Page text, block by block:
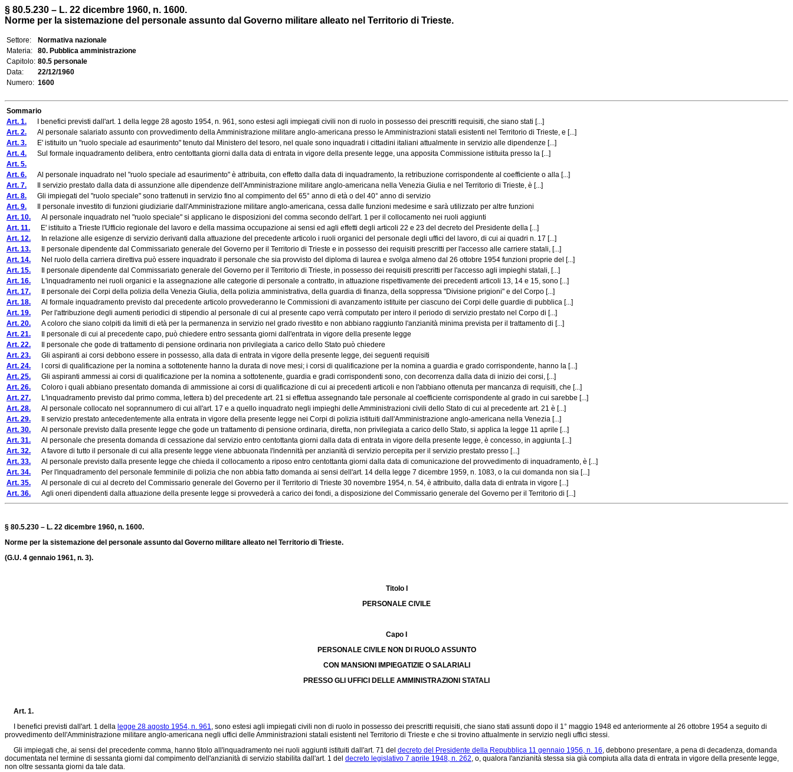
§ 80.5.230 – L. 22 dicembre 1960, n. 1600.
Norme per la sistemazione del personale assunto dal Governo militare alleato nel Territorio di Trieste.
Settore:
Normativa nazionale
Materia:
80. Pubblica amministrazione
Capitolo: 80.5 personale
Data:
22/12/1960
Numero: 1600
Sommario
Art. 1. I benefici previsti dall'art. 1 della legge 28 agosto 1954, n. 961, sono estesi agli impiegati civili non di ruolo in possesso dei prescritti requisiti, che siano stati [...]
Art. 2. Al personale salariato assunto con provvedimento della Amministrazione militare anglo-americana presso le Amministrazioni statali esistenti nel Territorio di Trieste, e [...]
Art. 3. E' istituito un "ruolo speciale ad esaurimento" tenuto dal Ministero del tesoro, nel quale sono inquadrati i cittadini italiani attualmente in servizio alle dipendenze [...]
Art. 4. Sul formale inquadramento delibera, entro centottanta giorni dalla data di entrata in vigore della presente legge, una apposita Commissione istituita presso la [...]
Art. 5.
Art. 6. Al personale inquadrato nel "ruolo speciale ad esaurimento" è attribuita, con effetto dalla data di inquadramento, la retribuzione corrispondente al coefficiente o alla [...]
Art. 7. Il servizio prestato dalla data di assunzione alle dipendenze dell'Amministrazione militare anglo-americana nella Venezia Giulia e nel Territorio di Trieste, è [...]
Art. 8. Gli impiegati del "ruolo speciale" sono trattenuti in servizio fino al compimento del 65° anno di età o del 40° anno di servizio
Art. 9. Il personale investito di funzioni giudiziarie dall'Amministrazione militare anglo-americana, cessa dalle funzioni medesime e sarà utilizzato per altre funzioni
Art. 10. Al personale inquadrato nel "ruolo speciale" si applicano le disposizioni del comma secondo dell'art. 1 per il collocamento nei ruoli aggiunti
Art. 11. E' istituito a Trieste l'Ufficio regionale del lavoro e della massima occupazione ai sensi ed agli effetti degli articoli 22 e 23 del decreto del Presidente della [...]
Art. 12. In relazione alle esigenze di servizio derivanti dalla attuazione del precedente articolo i ruoli organici del personale degli uffici del lavoro, di cui ai quadri n. 17 [...]
Art. 13. Il personale dipendente dal Commissariato generale del Governo per il Territorio di Trieste e in possesso dei requisiti prescritti per l'accesso alle carriere statali, [...]
Art. 14. Nel ruolo della carriera direttiva può essere inquadrato il personale che sia provvisto del diploma di laurea e svolga almeno dal 26 ottobre 1954 funzioni proprie del [...]
Art. 15. Il personale dipendente dal Commissariato generale del Governo per il Territorio di Trieste, in possesso dei requisiti prescritti per l'accesso agli impieghi statali, [...]
Art. 16. L'inquadramento nei ruoli organici e la assegnazione alle categorie di personale a contratto, in attuazione rispettivamente dei precedenti articoli 13, 14 e 15, sono [...]
Art. 17. Il personale dei Corpi della polizia della Venezia Giulia, della polizia amministrativa, della guardia di finanza, della soppressa "Divisione prigioni" e del Corpo [...]
Art. 18. Al formale inquadramento previsto dal precedente articolo provvederanno le Commissioni di avanzamento istituite per ciascuno dei Corpi delle guardie di pubblica [...]
Art. 19. Per l'attribuzione degli aumenti periodici di stipendio al personale di cui al presente capo verrà computato per intero il periodo di servizio prestato nel Corpo di [...]
Art. 20. A coloro che siano colpiti da limiti di età per la permanenza in servizio nel grado rivestito e non abbiano raggiunto l'anzianità minima prevista per il trattamento di [...]
Art. 21. Il personale di cui al precedente capo, può chiedere entro sessanta giorni dall'entrata in vigore della presente legge
Art. 22. Il personale che gode di trattamento di pensione ordinaria non privilegiata a carico dello Stato può chiedere
Art. 23. Gli aspiranti ai corsi debbono essere in possesso, alla data di entrata in vigore della presente legge, dei seguenti requisiti
Art. 24. I corsi di qualificazione per la nomina a sottotenente hanno la durata di nove mesi; i corsi di qualificazione per la nomina a guardia e grado corrispondente, hanno la [...]
Art. 25. Gli aspiranti ammessi ai corsi di qualificazione per la nomina a sottotenente, guardia e gradi corrispondenti sono, con decorrenza dalla data di inizio dei corsi, [...]
Art. 26. Coloro i quali abbiano presentato domanda di ammissione ai corsi di qualificazione di cui ai precedenti articoli e non l'abbiano ottenuta per mancanza di requisiti, che [...]
Art. 27. L'inquadramento previsto dal primo comma, lettera b) del precedente art. 21 si effettua assegnando tale personale al coefficiente corrispondente al grado in cui sarebbe [...]
Art. 28. Al personale collocato nel soprannumero di cui all'art. 17 e a quello inquadrato negli impieghi delle Amministrazioni civili dello Stato di cui al precedente art. 21 è [...]
Art. 29. Il servizio prestato antecedentemente alla entrata in vigore della presente legge nei Corpi di polizia istituiti dall'Amministrazione anglo-americana nella Venezia [...]
Art. 30. Al personale previsto dalla presente legge che gode un trattamento di pensione ordinaria, diretta, non privilegiata a carico dello Stato, si applica la legge 11 aprile [...]
Art. 31. Al personale che presenta domanda di cessazione dal servizio entro centottanta giorni dalla data di entrata in vigore della presente legge, è concesso, in aggiunta [...]
Art. 32. A favore di tutto il personale di cui alla presente legge viene abbuonata l'indennità per anzianità di servizio percepita per il servizio prestato presso [...]
Art. 33. Al personale previsto dalla presente legge che chieda il collocamento a riposo entro centottanta giorni dalla data di comunicazione del provvedimento di inquadramento, è [...]
Art. 34. Per l'inquadramento del personale femminile di polizia che non abbia fatto domanda ai sensi dell'art. 14 della legge 7 dicembre 1959, n. 1083, o la cui domanda non sia [...]
Art. 35. Al personale di cui al decreto del Commissario generale del Governo per il Territorio di Trieste 30 novembre 1954, n. 54, è attribuito, dalla data di entrata in vigore [...]
Art. 36. Agli oneri dipendenti dalla attuazione della presente legge si provvederà a carico dei fondi, a disposizione del Commissario generale del Governo per il Territorio di [...]
§ 80.5.230 – L. 22 dicembre 1960, n. 1600.
Norme per la sistemazione del personale assunto dal Governo militare alleato nel Territorio di Trieste.
(G.U. 4 gennaio 1961, n. 3).
Titolo I
PERSONALE CIVILE
Capo I
PERSONALE CIVILE NON DI RUOLO ASSUNTO
CON MANSIONI IMPIEGATIZIE O SALARIALI
PRESSO GLI UFFICI DELLE AMMINISTRAZIONI STATALI
Art. 1.
I benefici previsti dall'art. 1 della legge 28 agosto 1954, n. 961, sono estesi agli impiegati civili non di ruolo in possesso dei prescritti requisiti, che siano stati assunti dopo il 1° maggio 1948 ed anteriormente al 26 ottobre 1954 a seguito di
provvedimento dell'Amministrazione militare anglo-americana negli uffici delle Amministrazioni statali esistenti nel Territorio di Trieste e che si trovino attualmente in servizio negli uffici stessi.
Gli impiegati che, ai sensi del precedente comma, hanno titolo all'inquadramento nei ruoli aggiunti istituiti dall'art. 71 del decreto del Presidente della Repubblica 11 gennaio 1956, n. 16, debbono presentare, a pena di decadenza, domanda
documentata nel termine di sessanta giorni dal compimento dell'anzianità di servizio stabilita dall'art. 1 del decreto legislativo 7 aprile 1948, n. 262, o, qualora l'anzianità stessa sia già compiuta alla data di entrata in vigore della presente legge,
non oltre sessanta giorni da tale data.